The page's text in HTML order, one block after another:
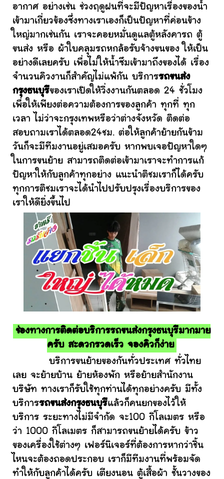
อากาศ อย่างเช่น ช่วงฤดูฝนที่จะมีปัญหาเรื่องของน้ำ
เข้ามาเกี่ยวข้องซึ่งทางเราเองก็เป็นปัญหาที่ค่อนข้าง
ใหญ่มากเช่นกัน เราจะคอยหมั่นดูแลตู้หลังคารถ ตู้
ขนส่ง หรือ ผ้าใบคลุมรถหกล้อรับจ้างขนของ ให้เป็น
อย่างดีเลยครับ เพื่อไม่ให้น้ำซึมเข้ามาถึงของได้ เรื่อง
จำนวนคิวงานก็สำคัญไม่แพ้กัน บริการรถขนส่ง
กรุงธนบุรีของเราเปิดให้วิ่งงานกันตลอด 24 ชั่วโมง
เพื่อให้เพียงต่อความต้องการของลูกค้า ทุกที่ ทุก
เวลา ไม่ว่าจะกรุงเทพหรือว่าต่างจังหวัด ติดต่อ
สอบถามเราได้ตลอด24ชม. ต่อให้ลูกค้าย้ายกันข้าม
วันก็จะมีทีมงานอยู่เสมอครับ หากพบเจอปัญหาใดๆ
ในการขนย้าย สามารถติดต่อเข้ามาเราจะทำการแก้
ปัญหาให้กับลูกค้าทุกอย่าง แนะนำติชมเราก็ได้ครับ
ทุกการติชมเราจะได้นำไปปรับปรุงเรื่องบริการของ
เราให้ดียิ่งขึ้นไป
ช่องทางการติดต่อบริการรถขนส่งกรุงธนบุรีมากมาย
ครับ สะดวกรวดเร็ว จองคิวก็ง่าย
บริการขนย้ายของกันทั่วประเทศ ทั่วไทย
เลย จะย้ายบ้าน ย้ายห้องพัก หรือย้ายสำนักงาน
บริษัท ทางเราก็รับใช้ทุกท่านได้ทุกอย่างครับ มีทั้ง
บริการรถขนส่งกรุงธนบุรีแล้วก็คนยกของไว้ให้
บริการ ระยะทางไม่มีจำกัด จะ100 กิโลเมตร หรือ
ว่า 1000 กิโลเมตร ก็สามารถขนย้ายได้ครับ ข้าว
ของเครื่องใช้ต่างๆ เฟอร์นิเจอร์ที่ต้องการหากว่าชิ้น
ไหนจะต้องถอดประกอบ เราก็มีทีมงานที่พร้อมจัด
ทำให้กับลูกค้าได้ครับ เตียงนอน ตู้เสื้อผ้า ชั้นวางของ